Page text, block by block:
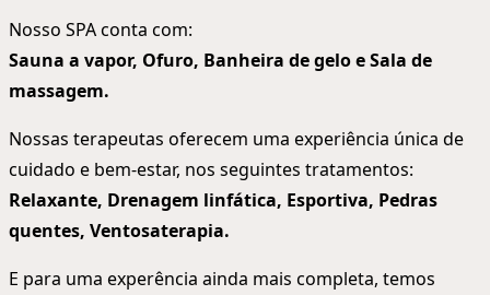
Nosso SPA conta com:
Sauna a vapor, Ofuro, Banheira de gelo e Sala de
massagem.
Nossas terapeutas oferecem uma experiência única de
cuidado e bem-estar, nos seguintes tratamentos:
Relaxante, Drenagem linfática, Esportiva, Pedras
quentes, Ventosaterapia.
E para uma experência ainda mais completa, temos